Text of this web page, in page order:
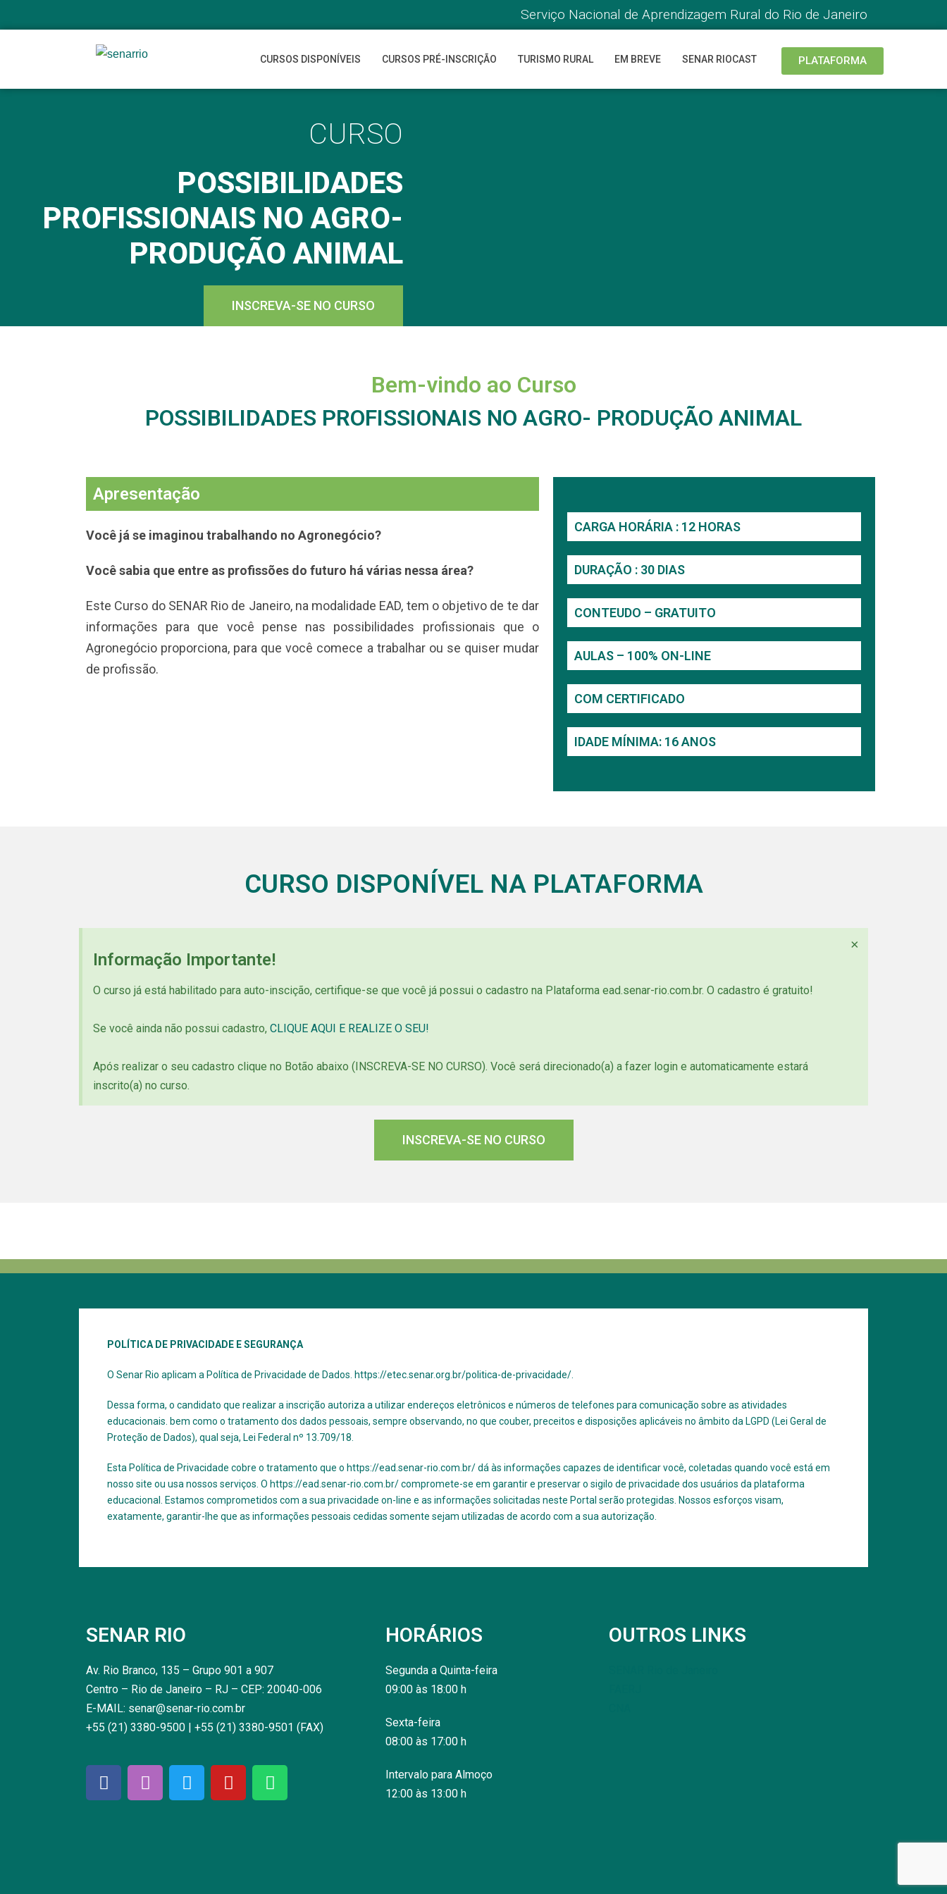
Serviço Nacional de Aprendizagem Rural do Rio de Janeiro
CURSOS DISPONÍVEIS CURSOS PRÉ-INSCRIÇÃO TURISMO RURAL EM BREVE SENAR RIOCAST PLATAFORMA
CURSO
POSSIBILIDADES
PROFISSIONAIS NO AGRO-
PRODUÇÃO ANIMAL
INSCREVA-SE NO CURSO
Bem-vindo ao Curso
POSSIBILIDADES PROFISSIONAIS NO AGRO- PRODUÇÃO ANIMAL
Apresentação
Você já se imaginou trabalhando no Agronegócio?
Você sabia que entre as profissões do futuro há várias nessa área?
Este Curso do SENAR Rio de Janeiro, na modalidade EAD, tem o objetivo de te dar
informações para que você pense nas possibilidades profissionais que o
Agronegócio proporciona, para que você comece a trabalhar ou se quiser mudar
de profissão.
CARGA HORÁRIA : 12 HORAS
DURAÇÃO : 30 DIAS
CONTEUDO – GRATUITO
AULAS – 100% ON-LINE
COM CERTIFICADO
IDADE MÍNIMA: 16 ANOS
CURSO DISPONÍVEL NA PLATAFORMA
Informação Importante!
O curso já está habilitado para auto-inscição, certifique-se que você já possui o cadastro na Plataforma ead.senar-rio.com.br. O cadastro é gratuito!
Se você ainda não possui cadastro, CLIQUE AQUI E REALIZE O SEU!
Após realizar o seu cadastro clique no Botão abaixo (INSCREVA-SE NO CURSO). Você será direcionado(a) a fazer login e automaticamente estará
inscrito(a) no curso.
×
INSCREVA-SE NO CURSO
POLÍTICA DE PRIVACIDADE E SEGURANÇA
O Senar Rio aplicam a Política de Privacidade de Dados. https://etec.senar.org.br/politica-de-privacidade/.
Dessa forma, o candidato que realizar a inscrição autoriza a utilizar endereços eletrônicos e números de telefones para comunicação sobre as atividades
educacionais. bem como o tratamento dos dados pessoais, sempre observando, no que couber, preceitos e disposições aplicáveis no âmbito da LGPD (Lei Geral de
Proteção de Dados), qual seja, Lei Federal nº 13.709/18.
Esta Política de Privacidade cobre o tratamento que o https://ead.senar-rio.com.br/​ dá às informações capazes de identificar você, coletadas quando você está em
nosso site ou usa nossos serviços. O https://ead.senar-rio.com.br/ compromete-se em garantir e preservar o sigilo de privacidade dos usuários da plataforma
educacional. Estamos comprometidos com a sua privacidade on-line e as informações solicitadas neste Portal serão protegidas. Nossos esforços visam,
exatamente, garantir-lhe que as informações pessoais cedidas somente sejam utilizadas de acordo com a sua autorização.
SENAR RIO
Av. Rio Branco, 135 – Grupo 901 a 907
Centro – Rio de Janeiro – RJ – CEP: 20040-006
E-MAIL: senar@senar-rio.com.br
+55 (21) 3380-9500 | +55 (21) 3380-9501 (FAX)
HORÁRIOS
Segunda a Quinta-feira
09:00 às 18:00 h
Sexta-feira
08:00 às 17:00 h
Intervalo para Almoço
12:00 às 13:00 h
OUTROS LINKS